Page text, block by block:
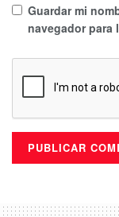
Guardar mi
navegador para